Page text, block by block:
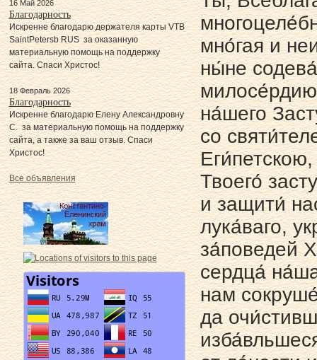
мно́гая и
ны́не
на́шего
со
Твоего́
и защити́
лука́ваго,
за́поведей
сердца́
нам
да
16 Май 2026
Благодарность
Искренне благодарю держателя карты VTB
SaintPetersb RUS за оказанную
материальную помощь на поддержку
сайта. Спаси Христос!
18 Февраль 2026
Благодарность
Искренне благодарю Елену Александровну
С. за материальную помощь на поддержку
сайта, а также за ваш отзыв. Спаси
Христос!
Все объявления